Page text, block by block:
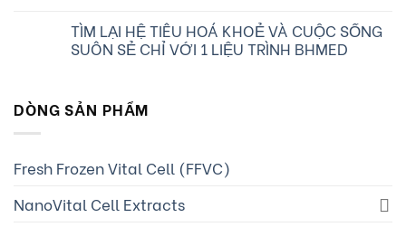
TÌM LẠI HỆ TIÊU HOÁ KHOẺ VÀ CUỘC SỐNG
SUÔN SẺ CHỈ VỚI 1 LIỆU TRÌNH BHMED
DÒNG SẢN PHẨM
Fresh Frozen Vital Cell (FFVC)
NanoVital Cell Extracts